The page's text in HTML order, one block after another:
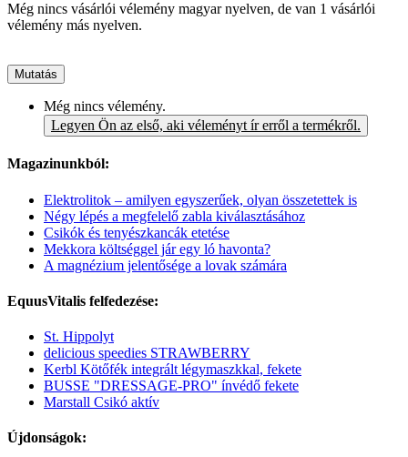
Még nincs vásárlói vélemény magyar nyelven, de van 1 vásárlói
vélemény más nyelven.
Mutatás
Még nincs vélemény.
Legyen Ön az első, aki véleményt ír erről a termékről.
Magazinunkból:
Elektrolitok – amilyen egyszerűek, olyan összetettek is
Négy lépés a megfelelő zabla kiválasztásához
Csikók és tenyészkancák etetése
Mekkora költséggel jár egy ló havonta?
A magnézium jelentősége a lovak számára
EquusVitalis felfedezése:
St. Hippolyt
delicious speedies STRAWBERRY
Kerbl Kötőfék integrált légymaszkkal, fekete
BUSSE "DRESSAGE-PRO" ínvédő fekete
Marstall Csikó aktív
Újdonságok: